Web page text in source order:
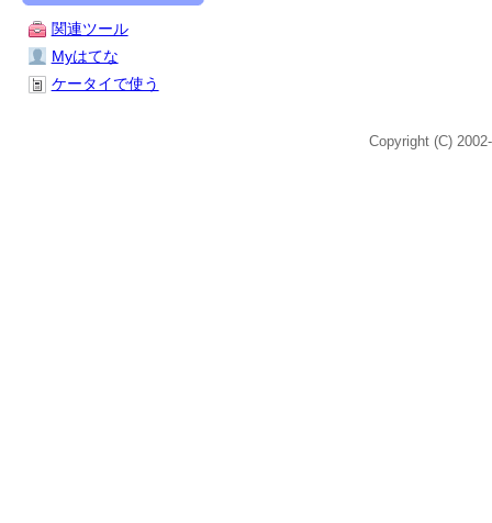
関連ツール
Myはてな
ケータイで使う
Copyright (C)